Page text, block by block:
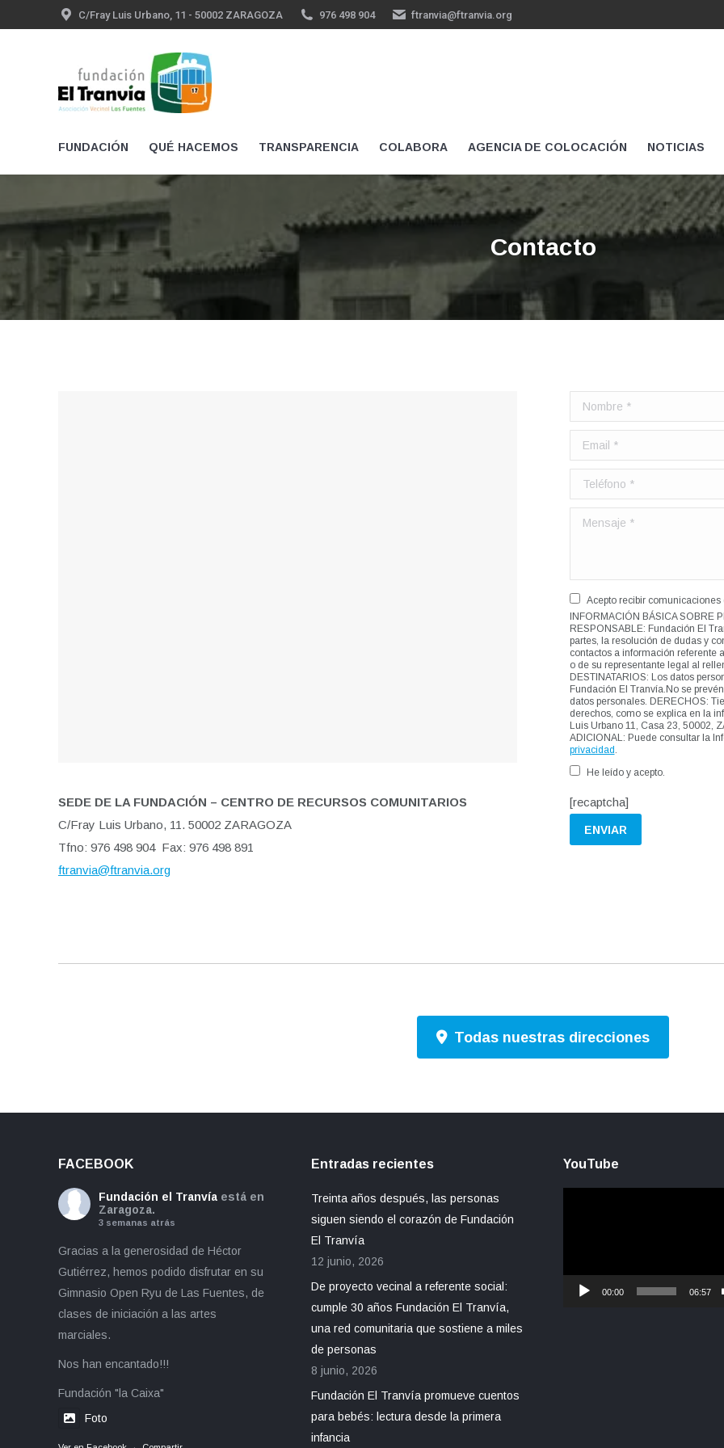
C/Fray Luis Urbano, 11 - 50002 ZARAGOZA 976 498 904 ftranvia@ftranvia.org
FUNDACIÓN QUÉ HACEMOS TRANSPARENCIA COLABORA AGENCIA DE COLOCACIÓN NOTICIAS
Contacto
SEDE DE LA FUNDACIÓN – CENTRO DE RECURSOS COMUNITARIOS
C/Fray Luis Urbano, 11. 50002 ZARAGOZA
Tfno: 976 498 904 Fax: 976 498 891
ftranvia@ftranvia.org
Acepto recibir
INFORMACIÓN BÁSICA SOBRE
RESPONSABLE: Fundación El
partes, la resolución de dudas y
contactos a información referente
o de su representante legal al
DESTINATARIOS: Los datos
Fundación El Tranvía.No se
datos personales. DERECHOS:
derechos, como se explica en la
Luis Urbano 11, Casa 23, 50002,
ADICIONAL: Puede consultar la
privacidad
He leído y acepto.
[recaptcha]
Todas nuestras direcciones
FACEBOOK
Fundación el Tranvía está en
Zaragoza.
3 semanas atrás
Gracias a la generosidad de Héctor
Gutiérrez, hemos podido disfrutar en su
Gimnasio Open Ryu de Las Fuentes, de
clases de iniciación a las artes
marciales.
Nos han encantado!!!
Fundación "la Caixa"
Foto
Entradas recientes
Treinta años después, las personas
siguen siendo el corazón de Fundación
El Tranvía
12 junio, 2026
De proyecto vecinal a referente social:
cumple 30 años Fundación El Tranvía,
una red comunitaria que sostiene a miles
de personas
8 junio, 2026
Fundación El Tranvía promueve cuentos
para bebés: lectura desde la primera
infancia
YouTube
00:00 06:57